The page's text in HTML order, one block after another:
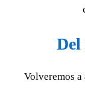
Del
Volveremos